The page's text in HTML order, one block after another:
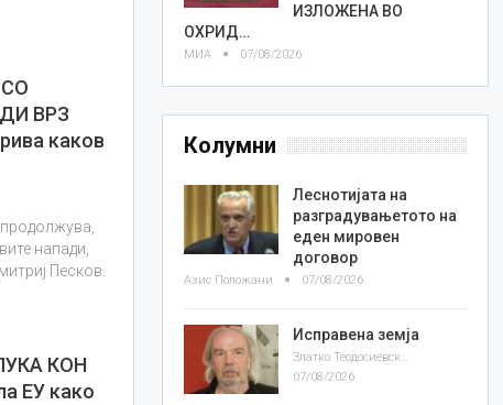
ВРЗ
каков
напади,
Песков.
КОН
ЕУ како
ИЗЛОЖЕНА ВО
ОХРИД…
МИА 07/08/2026
Колумни
Леснотијата на
разградувањетото на
еден мировен
договор
Азис Положани 07/08/2026
Исправена земја
Златко Теодосиевски
07/08/2026